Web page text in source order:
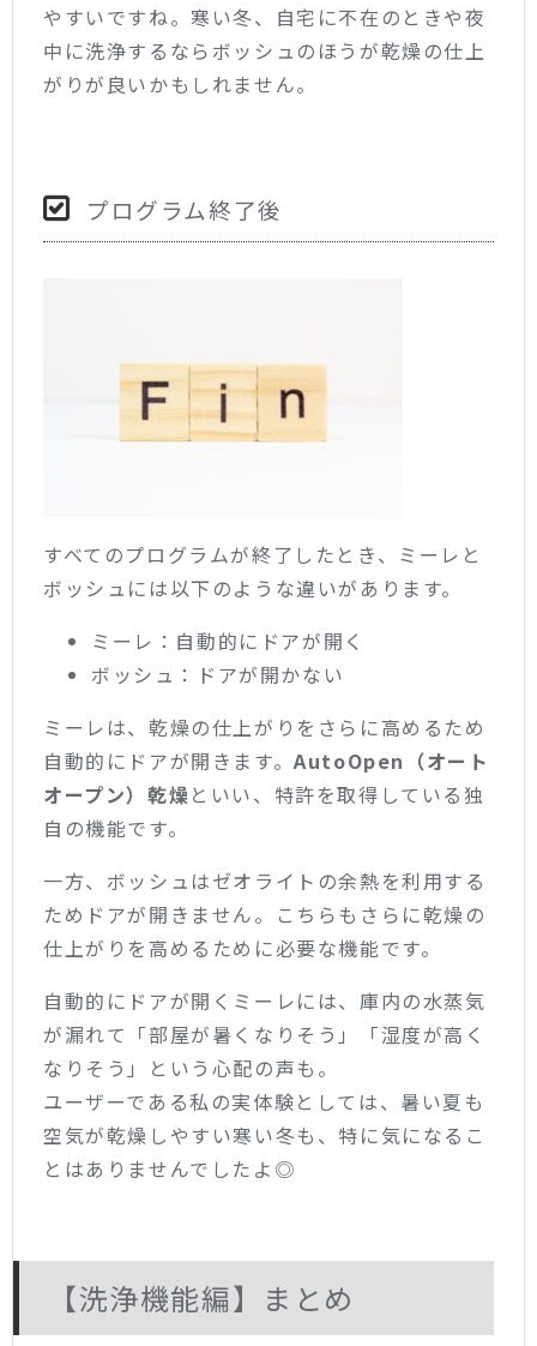
やすいですね。寒い冬、自宅に不在のときや夜
中に洗浄するならボッシュのほうが乾燥の仕上
がりが良いかもしれません。
プログラム終了後
すべてのプログラムが終了したとき、ミーレと
ボッシュには以下のような違いがあります。
ミーレ：自動的にドアが開く
ボッシュ：ドアが開かない
ミーレは、乾燥の仕上がりをさらに高めるため
自動的にドアが開きます。AutoOpen（オート
オープン）乾燥といい、特許を取得している独
自の機能です。
一方、ボッシュはゼオライトの余熱を利用する
ためドアが開きません。こちらもさらに乾燥の
仕上がりを高めるために必要な機能です。
自動的にドアが開くミーレには、庫内の水蒸気
が漏れて「部屋が暑くなりそう」「湿度が高く
なりそう」という心配の声も。
ユーザーである私の実体験としては、暑い夏も
空気が乾燥しやすい寒い冬も、特に気になるこ
とはありませんでしたよ◎
【洗浄機能編】まとめ